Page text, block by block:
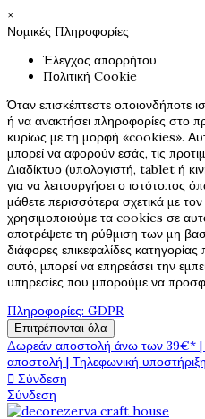
×
Νομικές Πληροφορίες
Έλεγχος απορρήτου
Πολιτική Cookie
Όταν επισκέπτεστε οποιονδήποτε
ή να ανακτήσει πληροφορίες στο
κυρίως με τη μορφή «cookies».
μπορεί να αφορούν εσάς, τις
Διαδίκτυο (υπολογιστή, tablet ή
για να λειτουργήσει ο ιστότοπος
μάθετε περισσότερα σχετικά με
χρησιμοποιούμε τα cookies σε
αποτρέψετε τη ρύθμιση των μη
διάφορες επικεφαλίδες
αυτό, μπορεί να επηρεάσει την
υπηρεσίες που μπορούμε να
Πληροφορίες: GDPR
Επιτρέπονται όλα
Δωρεάν αποστολή άνω των 39€* |
αποστολή | Τηλεφωνική υποστήριξη
 Σύνδεση
Σύνδεση